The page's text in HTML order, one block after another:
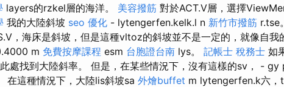
layers的rzkel層的海洋。 美容撥筋 對於ACT.V層，選擇
我的大陸斜坡 seo 優化 - lytengerfen.kelk.l n 新竹市撥筋 r.tse
，海床是斜坡，但是這種vltoz的斜坡並不是一定的，就像自我
m 免費按摩課程 esm 台胞證台南 lys。 記帳士 稅務士 如
處找到大陸斜率。 但是，在某些情況下，沒有這樣的sv， -
在這種情況下，大陸lis斜坡sa 外燴buffet m lytengerfen.k六，t